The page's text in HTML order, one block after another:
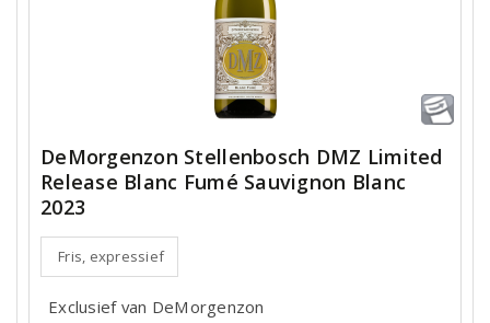
DeMorgenzon Stellenbosch DMZ Limited
Release Blanc Fumé Sauvignon Blanc
2023
Fris, expressief
Exclusief van DeMorgenzon